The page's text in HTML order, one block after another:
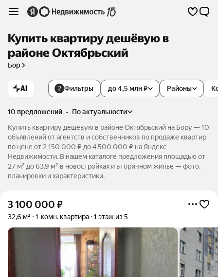
Купить квартиру дешёвую в
районе Октябрьский
Бор
AI 2 Фильтры до 4,5 млн ₽ Районы
10 предложений •
по актуальности
Купить квартиру дешёвую в районе Октябрьский на Бору — 10
объявлений от агентств и собственников по продаже квартир
по цене от 2 150 000 ₽ до 4 500 000 ₽ на Яндекс
Недвижимости. В нашем каталоге предложения площадью от
27 м² до 63,9 м² в новостройках и вторичном жилье — фото,
планировки и характеристики.
3 100 000 ₽
32,6 м² 1-комн. квартира 1 этаж из 5